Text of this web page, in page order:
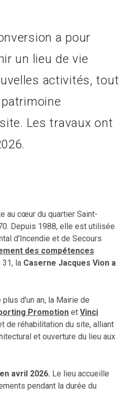
a pour
un lieu de vie
activités, tout
Les travaux ont
au cœur du quartier Saint-
Depuis 1988, elle est utilisée
d'Incendie et de Secours
des compétences
31, la Caserne Jacques Vion a
d'un an, la Mairie de
Promotion et Vinci
de réhabilitation du site, alliant
et ouverture du lieu aux
avril 2026. Le lieu accueille
pendant la durée du